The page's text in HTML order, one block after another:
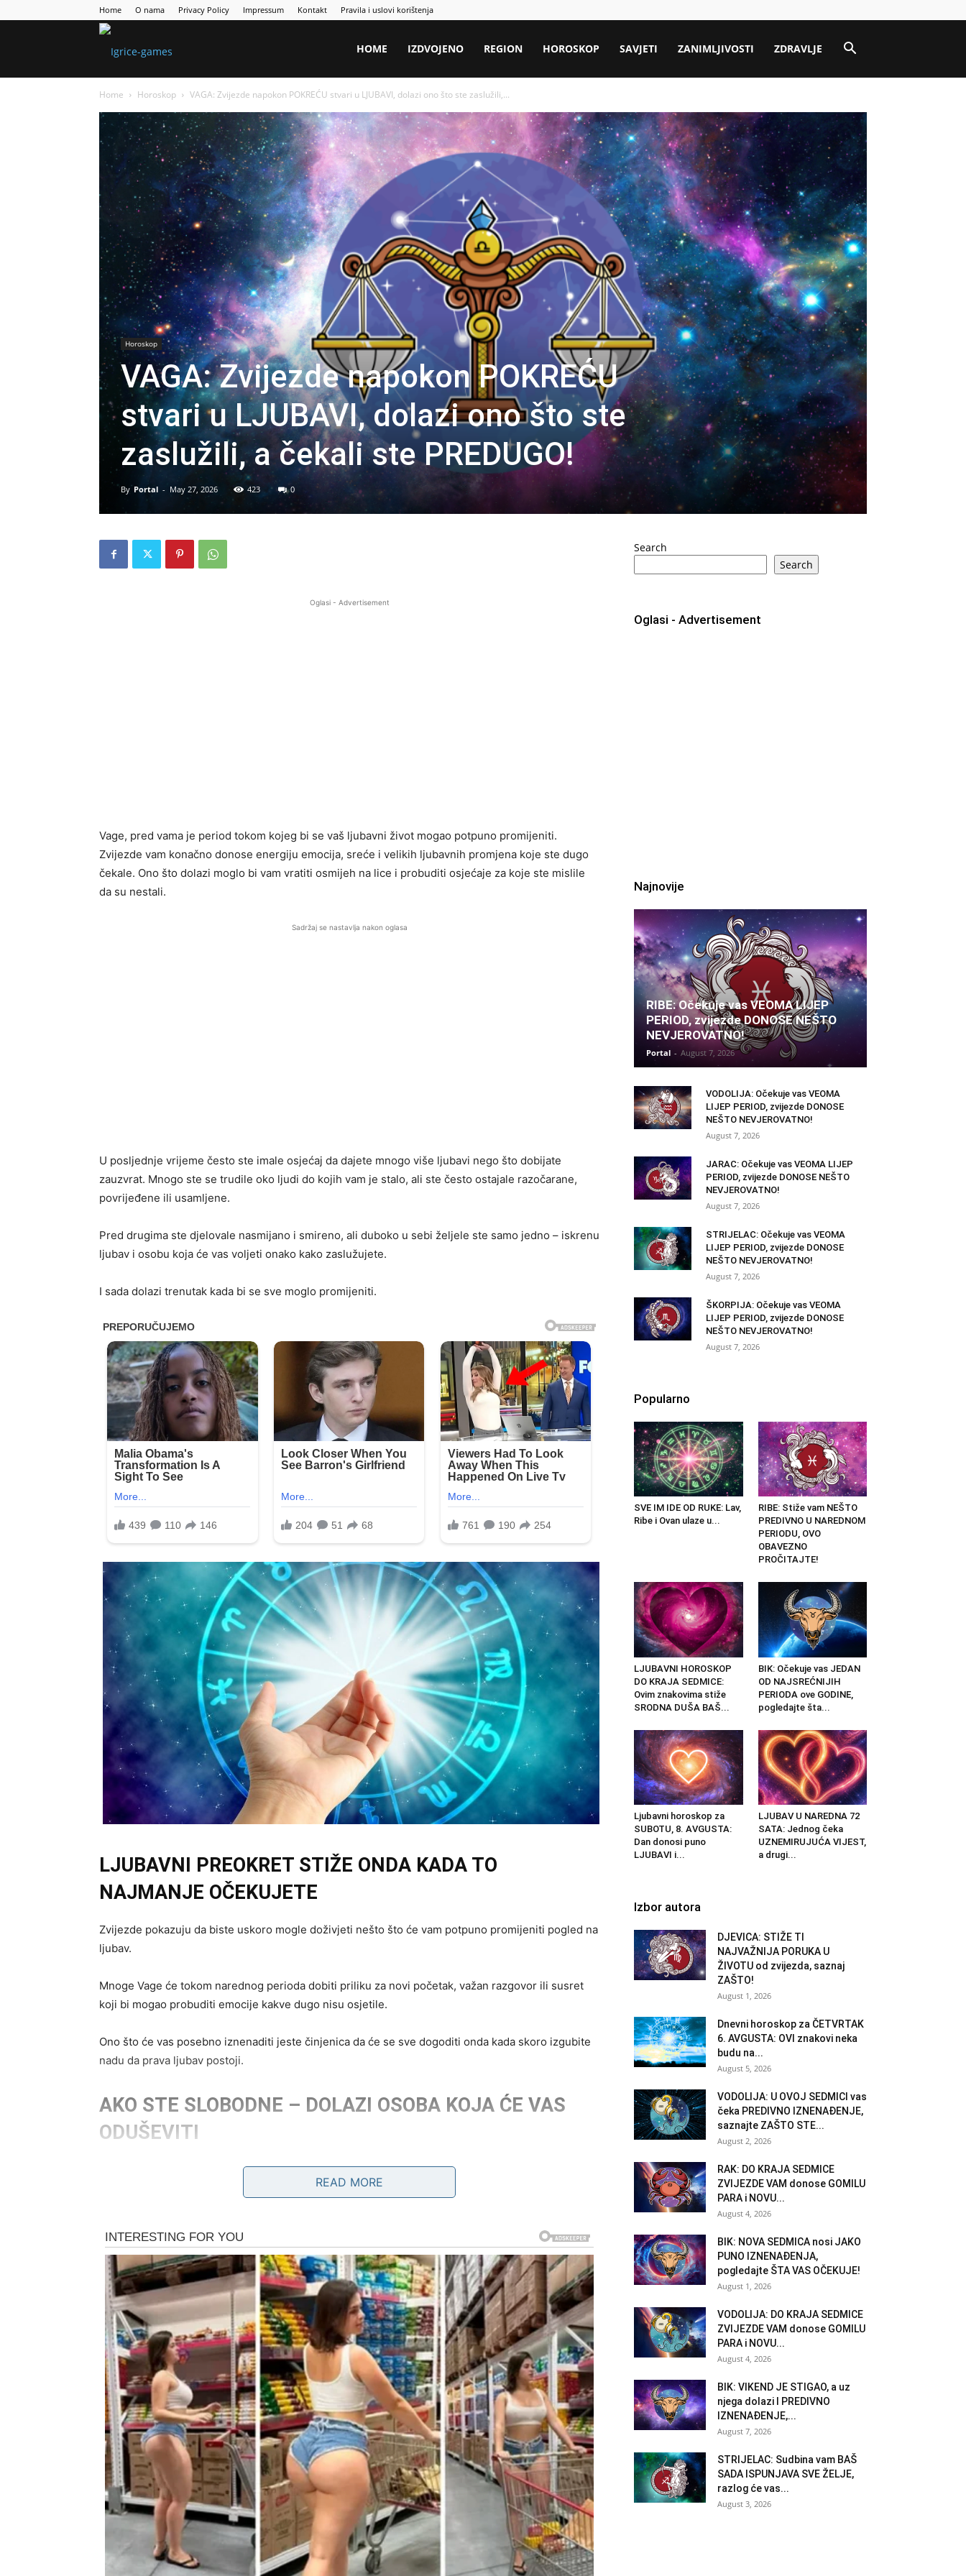
Home O nama Privacy Policy Impressum Kontakt Pravila i uslovi korištenja
HOME IZDVOJENO REGION HOROSKOP SAVJETI ZANIMLJIVOSTI ZDRAVLJE
Home Horoskop VAGA: Zvijezde napokon POKREĆU stvari u LJUBAVI, dolazi ono što ste zaslužili,...
Horoskop
VAGA: Zvijezde napokon POKREĆU
stvari u LJUBAVI, dolazi ono što ste
zaslužili, a čekali ste PREDUGO!
By Portal - May 27, 2026 423 0
Oglasi - Advertisement
Vage, pred vama je period tokom kojeg bi se vaš ljubavni život mogao potpuno promijeniti.
Zvijezde vam konačno donose energiju emocija, sreće i velikih ljubavnih promjena koje ste dugo
čekale. Ono što dolazi moglo bi vam vratiti osmijeh na lice i probuditi osjećaje za koje ste mislile
da su nestali.
Sadržaj se nastavlja nakon oglasa
U posljednje vrijeme često ste imale osjećaj da dajete mnogo više ljubavi nego što dobijate
zauzvrat. Mnogo ste se trudile oko ljudi do kojih vam je stalo, ali ste često ostajale razočarane,
povrijeđene ili usamljene.
Pred drugima ste djelovale nasmijano i smireno, ali duboko u sebi željele ste samo jedno – iskrenu
ljubav i osobu koja će vas voljeti onako kako zaslužujete.
I sada dolazi trenutak kada bi se sve moglo promijeniti.
LJUBAVNI PREOKRET STIŽE ONDA KADA TO
NAJMANJE OČEKUJETE
Zvijezde pokazuju da biste uskoro mogle doživjeti nešto što će vam potpuno promijeniti pogled na
ljubav.
Mnoge Vage će tokom narednog perioda dobiti priliku za novi početak, važan razgovor ili susret
koji bi mogao probuditi emocije kakve dugo nisu osjetile.
Ono što će vas posebno iznenaditi jeste činjenica da će se sve dogoditi onda kada skoro izgubite
nadu da prava ljubav postoji.
AKO STE SLOBODNE – DOLAZI OSOBA KOJA ĆE VAS
ODUŠEVITI
Slobodne Vage ulaze u veoma zanimljiv period.
Pored te osobe mogle biste osjećati i mir i sreću u isto vrijeme.
Zvijezde pokazuju da biste konačno mogle upoznati nekoga ko će znati cijeniti vaše srce, trud i
emocije.
Ono što je posebno važno jeste činjenica da ova osoba ne ulazi slučajno u vaš život.
READ MORE
Search
Search
Oglasi - Advertisement
Najnovije
RIBE: Očekuje vas VEOMA LIJEP
PERIOD, zvijezde DONOSE NEŠTO
NEVJEROVATNO!
Portal - August 7, 2026
VODOLIJA: Očekuje vas VEOMA
LIJEP PERIOD, zvijezde DONOSE
NEŠTO NEVJEROVATNO!
August 7, 2026
JARAC: Očekuje vas VEOMA LIJEP
PERIOD, zvijezde DONOSE NEŠTO
NEVJEROVATNO!
August 7, 2026
STRIJELAC: Očekuje vas VEOMA
LIJEP PERIOD, zvijezde DONOSE
NEŠTO NEVJEROVATNO!
August 7, 2026
ŠKORPIJA: Očekuje vas VEOMA
LIJEP PERIOD, zvijezde DONOSE
NEŠTO NEVJEROVATNO!
August 7, 2026
Popularno
SVE IM IDE OD RUKE: Lav,
Ribe i Ovan ulaze u...
RIBE: Stiže vam NEŠTO
PREDIVNO U NAREDNOM
PERIODU, OVO
OBAVEZNO
PROČITAJTE!
LJUBAVNI HOROSKOP
DO KRAJA SEDMICE:
Ovim znakovima stiže
SRODNA DUŠA BAŠ...
BIK: Očekuje vas JEDAN
OD NAJSREĆNIJIH
PERIODA ove GODINE,
pogledajte šta...
Ljubavni horoskop za
SUBOTU, 8. AVGUSTA:
Dan donosi puno
LJUBAVI i...
LJUBAV U NAREDNA 72
SATA: Jednog čeka
UZNEMIRUJUĆA VIJEST,
a drugi...
Izbor autora
DJEVICA: STIŽE TI
NAJVAŽNIJA PORUKA U
ŽIVOTU od zvijezda, saznaj
ZAŠTO!
August 1, 2026
Dnevni horoskop za ČETVRTAK
6. AVGUSTA: OVI znakovi neka
budu na...
August 5, 2026
VODOLIJA: U OVOJ SEDMICI vas
čeka PREDIVNO IZNENAĐENJE,
saznajte ZAŠTO STE...
August 2, 2026
RAK: DO KRAJA SEDMICE
ZVIJEZDE VAM donose GOMILU
PARA i NOVU...
August 4, 2026
BIK: NOVA SEDMICA nosi JAKO
PUNO IZNENAĐENJA,
pogledajte ŠTA VAS OČEKUJE!
August 1, 2026
VODOLIJA: DO KRAJA SEDMICE
ZVIJEZDE VAM donose GOMILU
PARA i NOVU...
August 4, 2026
BIK: VIKEND JE STIGAO, a uz
njega dolazi I PREDIVNO
IZNENAĐENJE,...
August 7, 2026
STRIJELAC: Sudbina vam BAŠ
SADA ISPUNJAVA SVE ŽELJE,
razlog će vas...
August 3, 2026